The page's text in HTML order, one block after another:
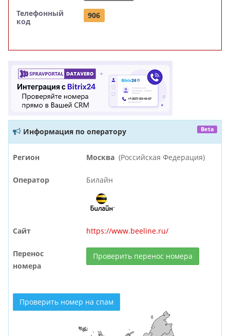
Телефонный
код
906
Информация по оператору Beta
Регион Москва (Российская Федерация)
Оператор Билайн
Сайт https://www.beeline.ru/
Перенос
номера
Проверить перенос номера
Проверить номер на спам